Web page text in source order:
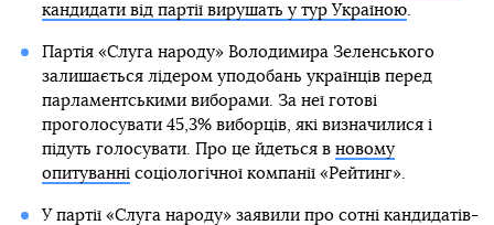
кандидати від партії вирушать у тур Україною.
Партія «Слуга народу» Володимира Зеленського
залишається лідером уподобань українців перед
парламентськими виборами. За неї готові
проголосувати 45,3% виборців, які визначилися і
підуть голосувати. Про це йдеться в новому
опитуванні соціологічної компанії «Рейтинг».
У партії «Слуга народу» заявили про сотні кандидатів-